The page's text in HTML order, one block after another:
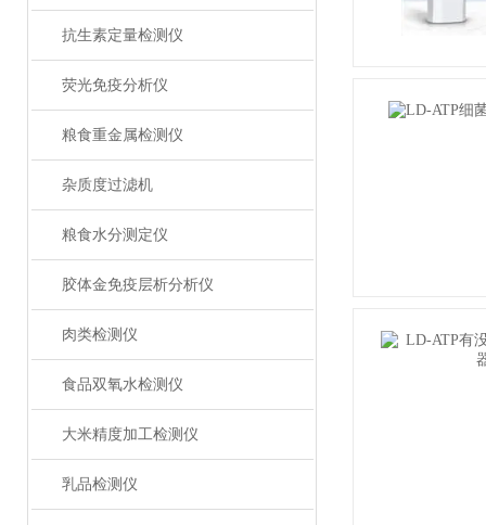
抗生素定量检测仪
荧光免疫分析仪
粮食重金属检测仪
杂质度过滤机
粮食水分测定仪
胶体金免疫层析分析仪
肉类检测仪
食品双氧水检测仪
大米精度加工检测仪
乳品检测仪